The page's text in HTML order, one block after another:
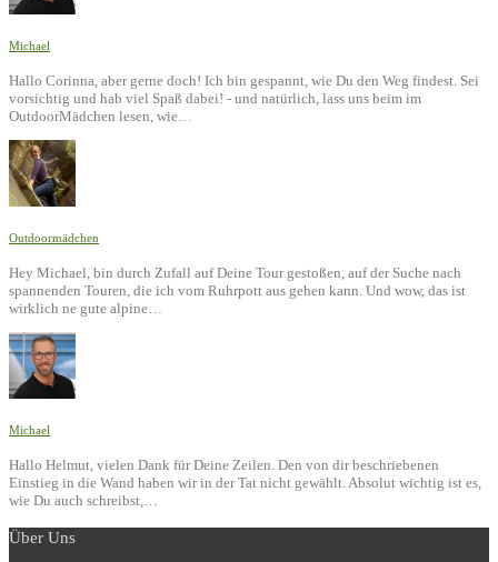
Michael
Hallo Corinna, aber gerne doch! Ich bin gespannt, wie Du den Weg findest. Sei
vorsichtig und hab viel Spaß dabei! - und natürlich, lass uns beim im
OutdoorMädchen lesen, wie…
Outdoormädchen
Hey Michael, bin durch Zufall auf Deine Tour gestoßen, auf der Suche nach
spannenden Touren, die ich vom Ruhrpott aus gehen kann. Und wow, das ist
wirklich ne gute alpine…
Michael
Hallo Helmut, vielen Dank für Deine Zeilen. Den von dir beschriebenen
Einstieg in die Wand haben wir in der Tat nicht gewählt. Absolut wichtig ist es,
wie Du auch schreibst,…
Über Uns